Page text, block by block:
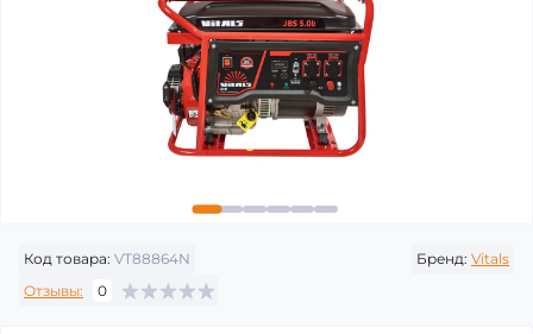
Код товара: VT88864N Бренд: Vitals
Отзывы:
0